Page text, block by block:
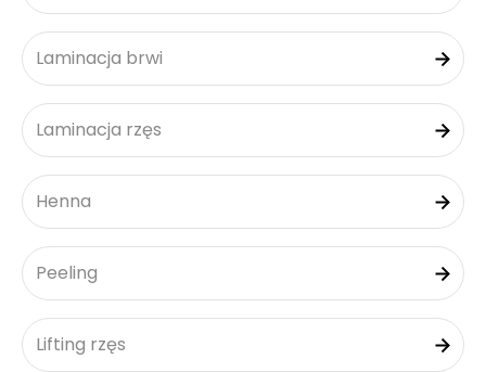
Laminacja brwi
Laminacja rzęs
Henna
Peeling
Lifting rzęs